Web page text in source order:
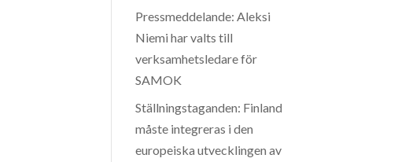
Pressmeddelande: Aleksi
Niemi har valts till
verksamhetsledare för
SAMOK
Ställningstaganden: Finland
måste integreras i den
europeiska utvecklingen av